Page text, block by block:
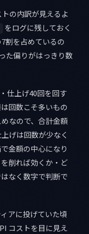
の内訳が見えるよ
をログに残しておく
割を占めているの
た偏りがはっきり数
仕上げ40回を回す
回数こそ多いもの
なので、合計金額
げは回数が少なく
金額の中心になり
削れば効くか・ど
なく数字で判断で
アに投げていた頃
コストを目に見え